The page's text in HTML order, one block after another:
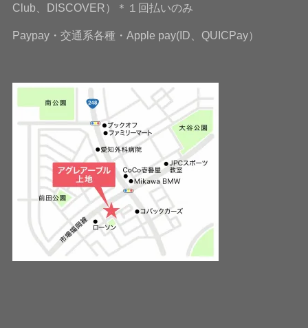
Club、DISCOVER）＊１回払いのみ
Paypay・交通系各種・Apple pay(ID、QUICPay）